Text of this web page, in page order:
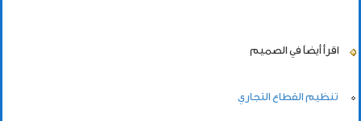
اقرأ أيضاً في الصميم
تنظيم القطاع التجاري